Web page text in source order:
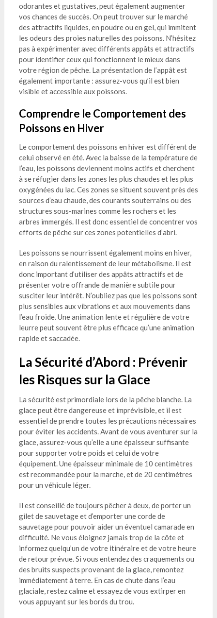
odorantes et gustatives, peut également augmenter
vos chances de succès. On peut trouver sur le marché
des attractifs liquides, en poudre ou en gel, qui immitent
les odeurs des proies naturelles des poissons. N’hésitez
pas à expérimenter avec différents appâts et attractifs
pour identifier ceux qui fonctionnent le mieux dans
votre région de pêche. La présentation de l’appât est
également importante : assurez-vous qu’il est bien
visible et accessible aux poissons.
Comprendre le Comportement des
Poissons en Hiver
Le comportement des poissons en hiver est différent de
celui observé en été. Avec la baisse de la température de
l’eau, les poissons deviennent moins actifs et cherchent
à se réfugier dans les zones les plus chaudes et les plus
oxygénées du lac. Ces zones se situent souvent près des
sources d’eau chaude, des courants souterrains ou des
structures sous-marines comme les rochers et les
arbres immergés. Il est donc essentiel de concentrer vos
efforts de pêche sur ces zones potentielles d’abri.
Les poissons se nourrissent également moins en hiver,
en raison du ralentissement de leur métabolisme. Il est
donc important d’utiliser des appâts attractifs et de
présenter votre offrande de manière subtile pour
susciter leur intérêt. N’oubliez pas que les poissons sont
plus sensibles aux vibrations et aux mouvements dans
l’eau froide. Une animation lente et régulière de votre
leurre peut souvent être plus efficace qu’une animation
rapide et saccadée.
La Sécurité d’Abord : Prévenir
les Risques sur la Glace
La sécurité est primordiale lors de la pêche blanche. La
glace peut être dangereuse et imprévisible, et il est
essentiel de prendre toutes les précautions nécessaires
pour éviter les accidents. Avant de vous aventurer sur la
glace, assurez-vous qu’elle a une épaisseur suffisante
pour supporter votre poids et celui de votre
équipement. Une épaisseur minimale de 10 centimètres
est recommandée pour la marche, et de 20 centimètres
pour un véhicule léger.
Il est conseillé de toujours pêcher à deux, de porter un
gilet de sauvetage et d’emporter une corde de
sauvetage pour pouvoir aider un éventuel camarade en
difficulté. Ne vous éloignez jamais trop de la côte et
informez quelqu’un de votre itinéraire et de votre heure
de retour prévue. Si vous entendez des craquements ou
des bruits suspects provenant de la glace, remontez
immédiatement à terre. En cas de chute dans l’eau
glaciale, restez calme et essayez de vous extirper en
vous appuyant sur les bords du trou.